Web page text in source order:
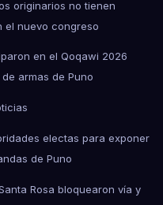
originarios no tienen
el nuevo congreso
en el Qoqawi 2026
armas de Puno
electas para exponer
de Puno
Rosa bloquearon vía y